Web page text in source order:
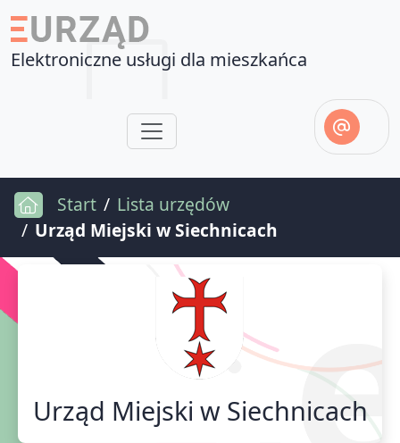
Elektroniczne usługi dla mieszkańca
Start
Lista urzędów
Urząd Miejski w Siechnicach
Urząd Miejski w Siechnicach